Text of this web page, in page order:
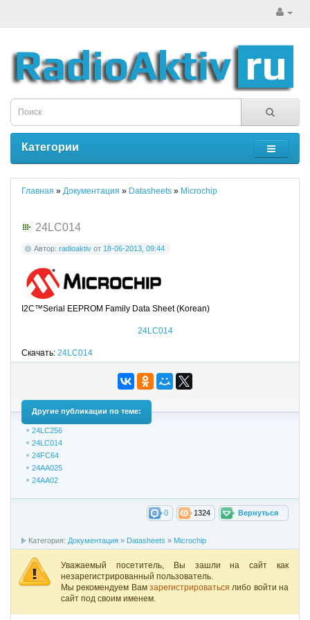
Категории
Главная » Документация » Datasheets » Microchip
24LC014
Автор: radioaktiv от 18-06-2013, 09:44
I2C™Serial EEPROM Family Data Sheet (Korean)
24LC014
Скачать: 24LC014
Другие публикации по теме:
24LC256
24LC014
24FC64
24AA025
24AA02
Вернуться
1324
0
Категория: Документация » Datasheets » Microchip
Уважаемый посетитель, Вы зашли на сайт как
незарегистрированный пользователь.
Мы рекомендуем Вам зарегистрироватьсялибо войти на
сайт под своим именем.